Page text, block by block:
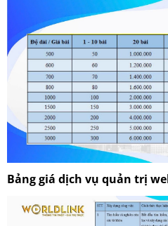
Bảng giá dịch vụ quản trị